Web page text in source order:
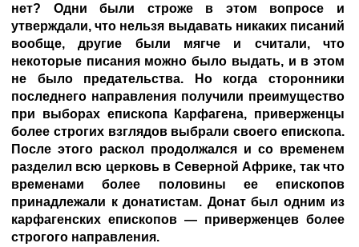
нет? Одни были строже в этом вопросе и
утверждали, что нельзя выдавать никаких писаний
вообще, другие были мягче и считали, что
некоторые писания можно было выдать, и в этом
не было предательства. Но когда сторонники
последнего направления получили преимущество
при выборах епископа Карфагена, приверженцы
более строгих взглядов выбрали своего епископа.
После этого раскол продолжался и со временем
разделил всю церковь в Северной Африке, так что
временами более половины ее епископов
принадлежали к донатистам. Донат был одним из
карфагенских епископов — приверженцев более
строгого направления.